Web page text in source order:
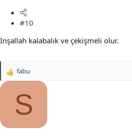
#10
İnşallah kalabalık ve çekişmeli olur.
T
e
e
fabu
S